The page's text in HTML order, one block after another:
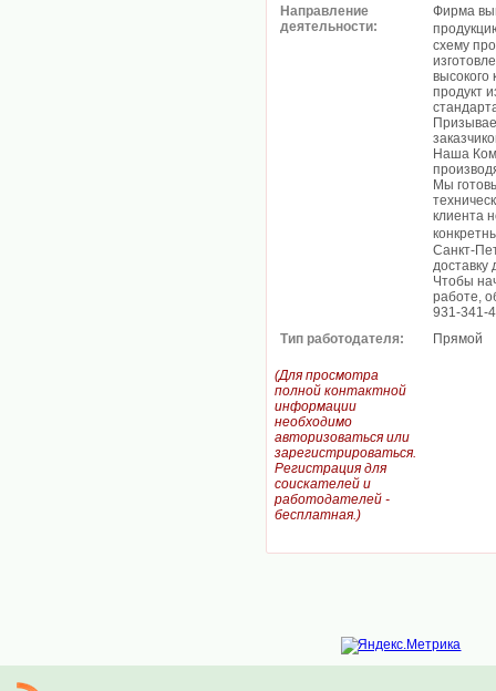
Направление
деятельности:
Фирма
схему
высокого
продукт
Наша
Мы
клиента
Санкт-
доставку
Чтобы
работе,
931-341-
Тип работодателя:
Прямой
(Для просмотра
полной контактной
информации
необходимо
авторизоваться или
зарегистрироваться.
Регистрация для
соискателей и
работодателей -
бесплатная.)